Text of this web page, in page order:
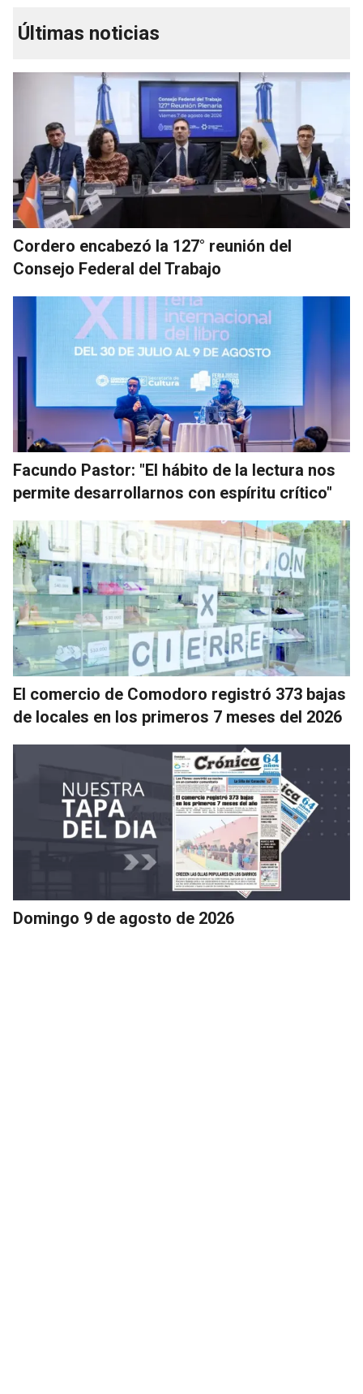
Últimas noticias
Cordero encabezó la 127° reunión del
Consejo Federal del Trabajo
Facundo Pastor: "El hábito de la lectura nos
permite desarrollarnos con espíritu crítico"
El comercio de Comodoro registró 373 bajas
de locales en los primeros 7 meses del 2026
Domingo 9 de agosto de 2026